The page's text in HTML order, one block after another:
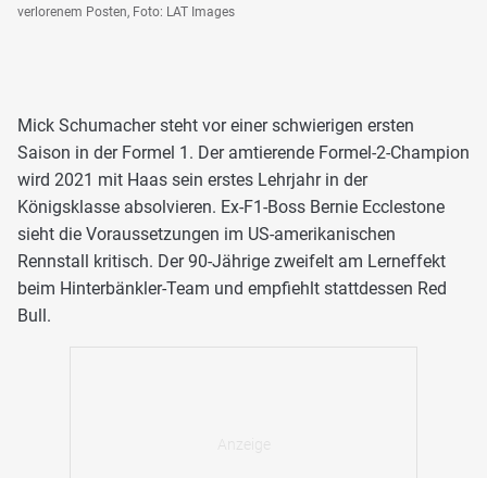
verlorenem Posten, Foto: LAT Images
Mick Schumacher steht vor einer schwierigen ersten
Saison in der Formel 1. Der amtierende Formel-2-Champion
wird 2021 mit Haas sein erstes Lehrjahr in der
Königsklasse absolvieren. Ex-F1-Boss Bernie Ecclestone
sieht die Voraussetzungen im US-amerikanischen
Rennstall kritisch. Der 90-Jährige zweifelt am Lerneffekt
beim Hinterbänkler-Team und empfiehlt stattdessen Red
Bull.